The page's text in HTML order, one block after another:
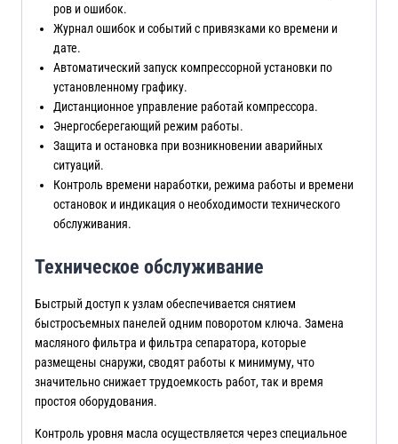
ров и ошибок.
Журнал ошибок и событий с привязками ко времени и
дате.
Автоматический запуск компрессорной установки по
установленному графику.
Дистанционное управление работай компрессора.
Энергосберегающий режим работы.
Защита и остановка при возникновении аварийных
ситуаций.
Контроль времени наработки, режима работы и времени
остановок и индикация о необходимости технического
обслуживания.
Техническое обслуживание
Быстрый доступ к узлам обеспечивается снятием
быстросъемных панелей одним поворотом ключа. Замена
масляного фильтра и фильтра сепаратора, которые
размещены снаружи, сводят работы к минимуму, что
значительно снижает трудоемкость работ, так и время
простоя оборудования.
Контроль уровня масла осуществляется через специальное